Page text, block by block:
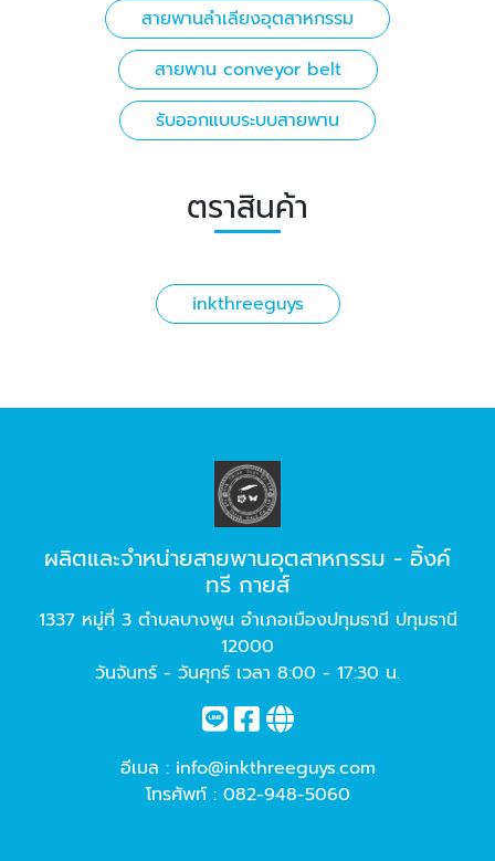
สายพานลำเลียงอุตสาหกรรม
สายพาน conveyor belt
รับออกแบบระบบสายพาน
ตราสินค้า
inkthreeguys
ผลิตและจำหน่ายสายพานอุตสาหกรรม - อิ้งค์
ทรี กายส์
1337 หมู่ที่ 3 ตำบลบางพูน อำเภอเมืองปทุมธานี ปทุมธานี
12000
วันจันทร์ - วันศุกร์ เวลา 8:00 - 17:30 น.
อีเมล : info@inkthreeguys.com
โทรศัพท์ : 082-948-5060